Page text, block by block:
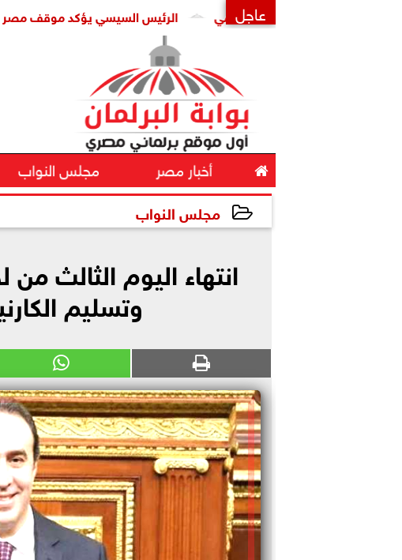
عاجل الرئيس السيسي يؤكد موقف مصر الداعم
 أخبار مصر مجلس النواب
مجلس النواب
انتهاء اليوم الثالث
وتسليم الكارنيهات